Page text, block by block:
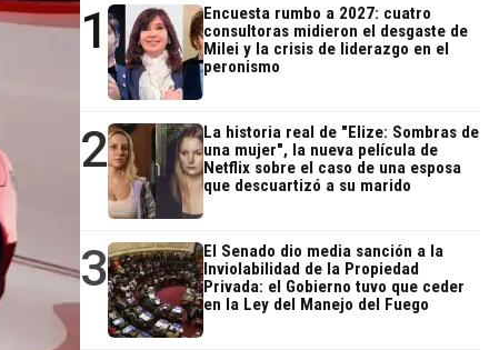
1
Encuesta rumbo a 2027: cuatro
consultoras midieron el desgaste de
Milei y la crisis de liderazgo en el
peronismo
2
La historia real de "Elize: Sombras de
una mujer", la nueva película de
Netflix sobre el caso de una esposa
que descuartizó a su marido
3
El Senado dio media sanción a la
Inviolabilidad de la Propiedad
Privada: el Gobierno tuvo que ceder
en la Ley del Manejo del Fuego